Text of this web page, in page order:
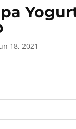
18, 2021